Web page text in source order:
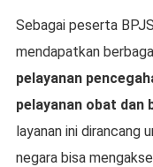
Sebagai peserta
mendapatkan
pelayanan
pelayanan obat dan
layanan ini dirancang
negara bisa